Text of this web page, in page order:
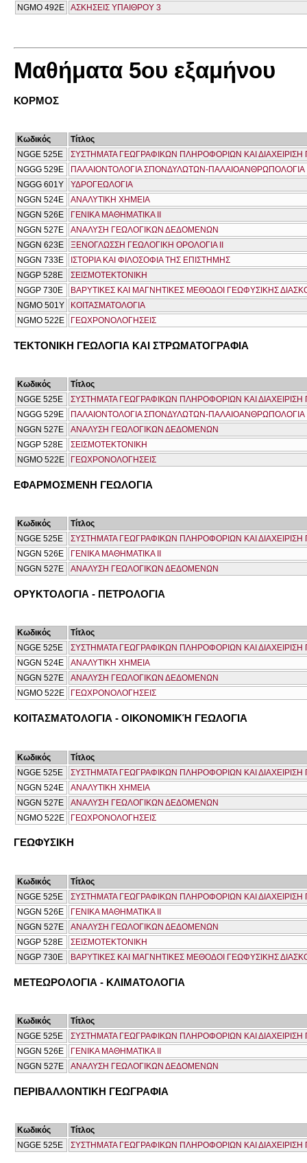
NGMO 492Ε ΑΣΚΗΣΕΙΣ ΥΠΑΙΘΡΟΥ 3
Μαθήματα 5ου εξαμήνου
ΚΟΡΜΟΣ
Κωδικός
Τίτλος
NGGE 525E
ΣΥΣΤΗΜΑΤΑ ΓΕΩΓΡΑΦΙΚΩΝ ΠΛΗΡΟΦΟΡΙΩΝ ΚΑΙ
NGGG 529E
ΠΑΛΑΙΟΝΤΟΛΟΓΙΑ ΣΠΟΝΔΥΛΩΤΩΝ-ΠΑΛΑΙΟΑΝΘΡΩΠΟΛΟΓΙΑ
NGGG 601Y
ΥΔΡΟΓΕΩΛΟΓΙΑ
NGGN 524E
ΑΝΑΛΥΤΙΚΗ ΧΗΜΕΙΑ
NGGN 526E
ΓΕΝΙΚΑ ΜΑΘΗΜΑΤΙΚΑ ΙΙ
NGGN 527E
ΑΝΑΛΥΣΗ ΓΕΩΛΟΓΙΚΩΝ ΔΕΔΟΜΕΝΩΝ
NGGN 623E
ΞΕΝΟΓΛΩΣΣΗ ΓΕΩΛΟΓΙΚΗ ΟΡΟΛΟΓΙΑ ΙΙ
NGGN 733E
ΙΣΤΟΡΙΑ ΚΑΙ ΦΙΛΟΣΟΦΙΑ ΤΗΣ ΕΠΙΣΤΗΜΗΣ
NGGP 528E
ΣΕΙΣΜΟΤΕΚΤΟΝΙΚΗ
NGGP 730E
ΒΑΡΥΤΙΚΕΣ ΚΑΙ ΜΑΓΝΗΤΙΚΕΣ ΜΕΘΟΔΟΙ ΓΕΩΦΥΣΙΚΗΣ
NGMO 501Υ
ΚΟΙΤΑΣΜΑΤΟΛΟΓΙΑ
NGMO 522Ε
ΓΕΩΧΡΟΝΟΛΟΓΗΣΕΙΣ
ΤΕΚΤΟΝΙΚΗ ΓΕΩΛΟΓΙΑ ΚΑΙ ΣΤΡΩΜΑΤΟΓΡΑΦΙΑ
Κωδικός
Τίτλος
NGGE 525E
ΣΥΣΤΗΜΑΤΑ ΓΕΩΓΡΑΦΙΚΩΝ ΠΛΗΡΟΦΟΡΙΩΝ ΚΑΙ
NGGG 529E
ΠΑΛΑΙΟΝΤΟΛΟΓΙΑ ΣΠΟΝΔΥΛΩΤΩΝ-ΠΑΛΑΙΟΑΝΘΡΩΠΟΛΟΓΙΑ
NGGN 527E
ΑΝΑΛΥΣΗ ΓΕΩΛΟΓΙΚΩΝ ΔΕΔΟΜΕΝΩΝ
NGGP 528E
ΣΕΙΣΜΟΤΕΚΤΟΝΙΚΗ
NGMO 522Ε
ΓΕΩΧΡΟΝΟΛΟΓΗΣΕΙΣ
ΕΦΑΡΜΟΣΜΕΝΗ ΓΕΩΛΟΓΙΑ
Κωδικός
Τίτλος
NGGE 525E
ΣΥΣΤΗΜΑΤΑ ΓΕΩΓΡΑΦΙΚΩΝ ΠΛΗΡΟΦΟΡΙΩΝ ΚΑΙ
NGGN 526E
ΓΕΝΙΚΑ ΜΑΘΗΜΑΤΙΚΑ ΙΙ
NGGN 527E
ΑΝΑΛΥΣΗ ΓΕΩΛΟΓΙΚΩΝ ΔΕΔΟΜΕΝΩΝ
ΟΡΥΚΤΟΛΟΓΙΑ - ΠΕΤΡΟΛΟΓΙΑ
Κωδικός
Τίτλος
NGGE 525E
ΣΥΣΤΗΜΑΤΑ ΓΕΩΓΡΑΦΙΚΩΝ ΠΛΗΡΟΦΟΡΙΩΝ ΚΑΙ
NGGN 524E
ΑΝΑΛΥΤΙΚΗ ΧΗΜΕΙΑ
NGGN 527E
ΑΝΑΛΥΣΗ ΓΕΩΛΟΓΙΚΩΝ ΔΕΔΟΜΕΝΩΝ
NGMO 522Ε
ΓΕΩΧΡΟΝΟΛΟΓΗΣΕΙΣ
ΚΟΙΤΑΣΜΑΤΟΛΟΓΙΑ - ΟΙΚΟΝΟΜΙΚΉ ΓΕΩΛΟΓΙΑ
Κωδικός
Τίτλος
NGGE 525E
ΣΥΣΤΗΜΑΤΑ ΓΕΩΓΡΑΦΙΚΩΝ ΠΛΗΡΟΦΟΡΙΩΝ ΚΑΙ
NGGN 524E
ΑΝΑΛΥΤΙΚΗ ΧΗΜΕΙΑ
NGGN 527E
ΑΝΑΛΥΣΗ ΓΕΩΛΟΓΙΚΩΝ ΔΕΔΟΜΕΝΩΝ
NGMO 522Ε
ΓΕΩΧΡΟΝΟΛΟΓΗΣΕΙΣ
ΓΕΩΦΥΣΙΚΗ
Κωδικός
Τίτλος
NGGE 525E
ΣΥΣΤΗΜΑΤΑ ΓΕΩΓΡΑΦΙΚΩΝ ΠΛΗΡΟΦΟΡΙΩΝ ΚΑΙ
NGGN 526E
ΓΕΝΙΚΑ ΜΑΘΗΜΑΤΙΚΑ ΙΙ
NGGN 527E
ΑΝΑΛΥΣΗ ΓΕΩΛΟΓΙΚΩΝ ΔΕΔΟΜΕΝΩΝ
NGGP 528E
ΣΕΙΣΜΟΤΕΚΤΟΝΙΚΗ
NGGP 730E
ΒΑΡΥΤΙΚΕΣ ΚΑΙ ΜΑΓΝΗΤΙΚΕΣ ΜΕΘΟΔΟΙ ΓΕΩΦΥΣΙΚΗΣ
ΜΕΤΕΩΡΟΛΟΓΙΑ - ΚΛΙΜΑΤΟΛΟΓΙΑ
Κωδικός
Τίτλος
NGGE 525E
ΣΥΣΤΗΜΑΤΑ ΓΕΩΓΡΑΦΙΚΩΝ ΠΛΗΡΟΦΟΡΙΩΝ ΚΑΙ
NGGN 526E
ΓΕΝΙΚΑ ΜΑΘΗΜΑΤΙΚΑ ΙΙ
NGGN 527E
ΑΝΑΛΥΣΗ ΓΕΩΛΟΓΙΚΩΝ ΔΕΔΟΜΕΝΩΝ
ΠΕΡΙΒΑΛΛΟΝΤΙΚΗ ΓΕΩΓΡΑΦΙΑ
Κωδικός
Τίτλος
NGGE 525E
ΣΥΣΤΗΜΑΤΑ ΓΕΩΓΡΑΦΙΚΩΝ ΠΛΗΡΟΦΟΡΙΩΝ ΚΑΙ